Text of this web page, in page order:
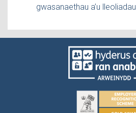
gwasanaethau a’u lleoliadau.